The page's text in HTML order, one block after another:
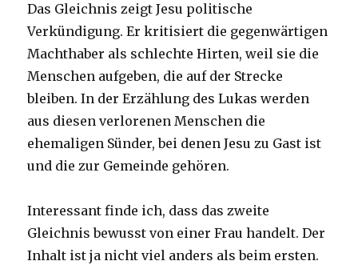
Das Gleichnis zeigt Jesu politische
Verkündigung. Er kritisiert die gegenwärtigen
Machthaber als schlechte Hirten, weil sie die
Menschen aufgeben, die auf der Strecke
bleiben. In der Erzählung des Lukas werden
aus diesen verlorenen Menschen die
ehemaligen Sünder, bei denen Jesu zu Gast ist
und die zur Gemeinde gehören.
Interessant finde ich, dass das zweite
Gleichnis bewusst von einer Frau handelt. Der
Inhalt ist ja nicht viel anders als beim ersten.